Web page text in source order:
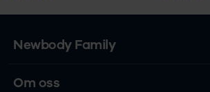
Newbody Family
Om oss